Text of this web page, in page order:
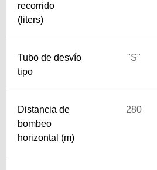
recorrido
(liters)
Tubo de desvío
tipo
"S"
Distancia de
bombeo
horizontal (m)
280